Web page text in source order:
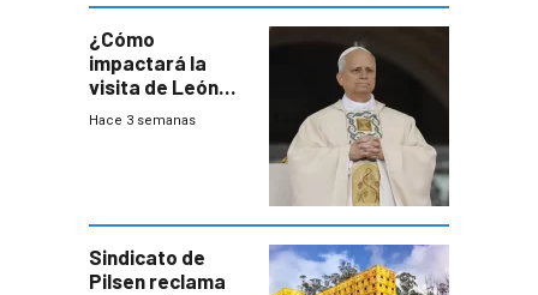
¿Cómo
impactará la
visita de León
XIV a Uruguay?
Hace 3 semanas
Sindicato de
Pilsen reclama